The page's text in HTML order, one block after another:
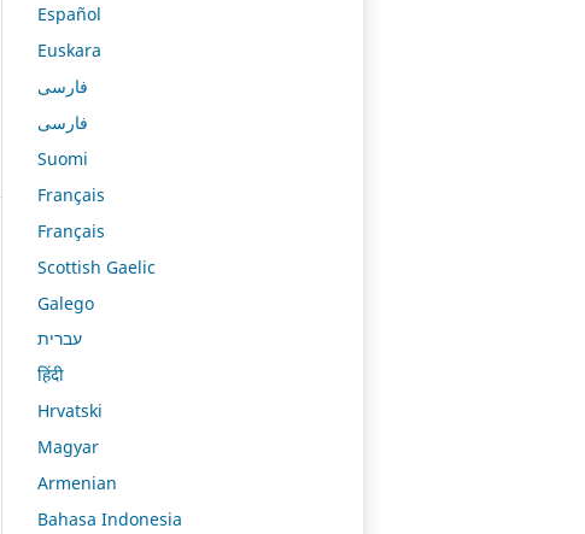
Español
Euskara
فارسی
فارسی
Suomi
Français
Français
Scottish Gaelic
Galego
עברית
हिंदी
Hrvatski
Magyar
Armenian
Bahasa Indonesia